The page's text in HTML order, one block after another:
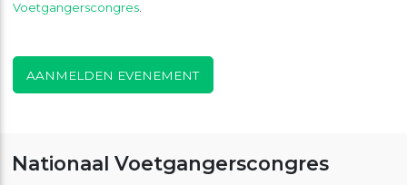
Voetgangerscongres.
AANMELDEN EVENEMENT
Nationaal Voetgangerscongres